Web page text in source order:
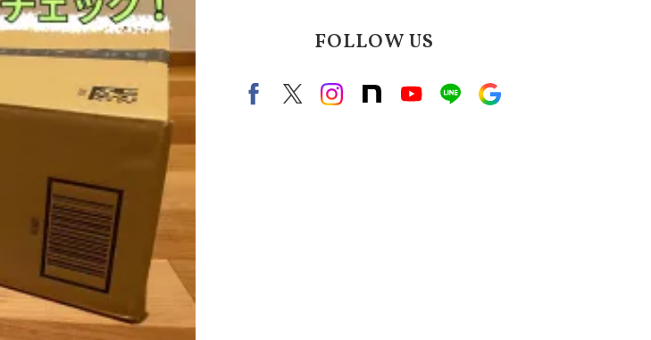
FOLLOW US
FacebookX（旧twitter）
instagram
note Youtubeline